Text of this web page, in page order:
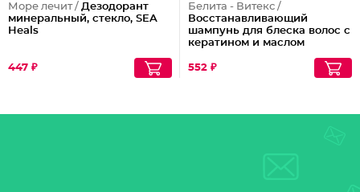
Море лечит / Дезодорант
минеральный, стекло, SEA
Heals
447 ₽
Белита - Витекс /
Восстанавливающий
шампунь для блеска волос с
кератином и маслом
552 ₽